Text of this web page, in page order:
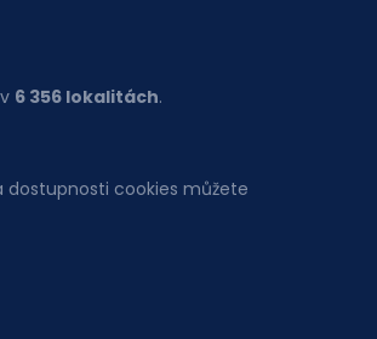
6 356 lokalitách.
dostupnosti cookies můžete